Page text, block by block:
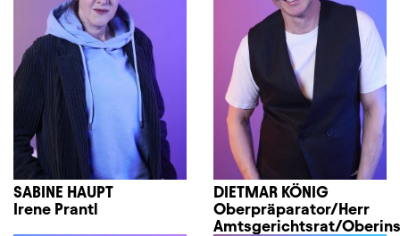
SABINE HAUPT
Irene Prantl
DIETMAR KÖNIG
Oberpräparator/Herr
Amtsgerichtsrat/